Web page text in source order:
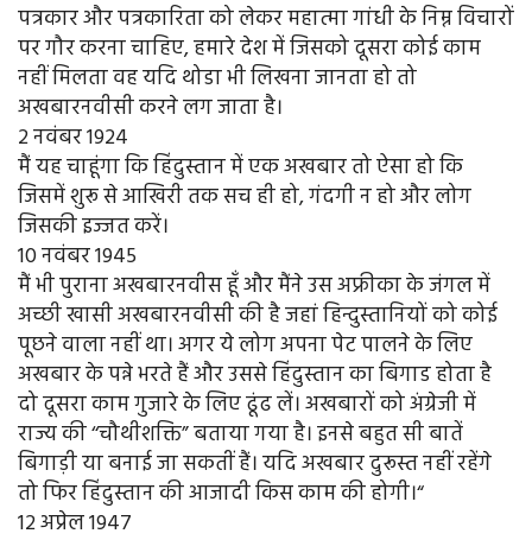
पत्रकार और पत्रकारिता को लेकर महात्मा गांधी के निम्न विचारों
पर गौर करना चाहिए, हमारे देश में जिसको दूसरा कोई काम
नहीं मिलता वह यदि थोडा भी लिखना जानता हो तो
अखबारनवीसी करने लग जाता है।
2 नवंबर 1924
मैं यह चाहूंगा कि हिंदुस्तान में एक अखबार तो ऐसा हो कि
जिसमें शुरू से आखिरी तक सच ही हो, गंदगी न हो और लोग
जिसकी इज्जत करें।
10 नवंबर 1945
मैं भी पुराना अखबारनवीस हूँ और मैंने उस अफ्रीका के जंगल में
अच्छी खासी अखबारनवीसी की है जहां हिन्दुस्तानियों को कोई
पूछने वाला नहीं था। अगर ये लोग अपना पेट पालने के लिए
अखबार के पन्ने भरते हैं और उससे हिंदुस्तान का बिगाड होता है
दो दूसरा काम गुजारे के लिए ढूंढ लें। अखबारों को अंग्रेजी में
राज्य की ‘‘चौथीशक्ति” बताया गया है। इनसे बहुत सी बातें
बिगाड़ी या बनाई जा सकतीं हैं। यदि अखबार दुरूस्त नहीं रहेंगे
तो फिर हिंदुस्तान की आजादी किस काम की होगी।“
12 अप्रेल 1947